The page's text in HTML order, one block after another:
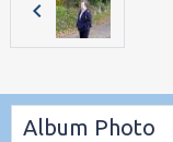
Album Photo